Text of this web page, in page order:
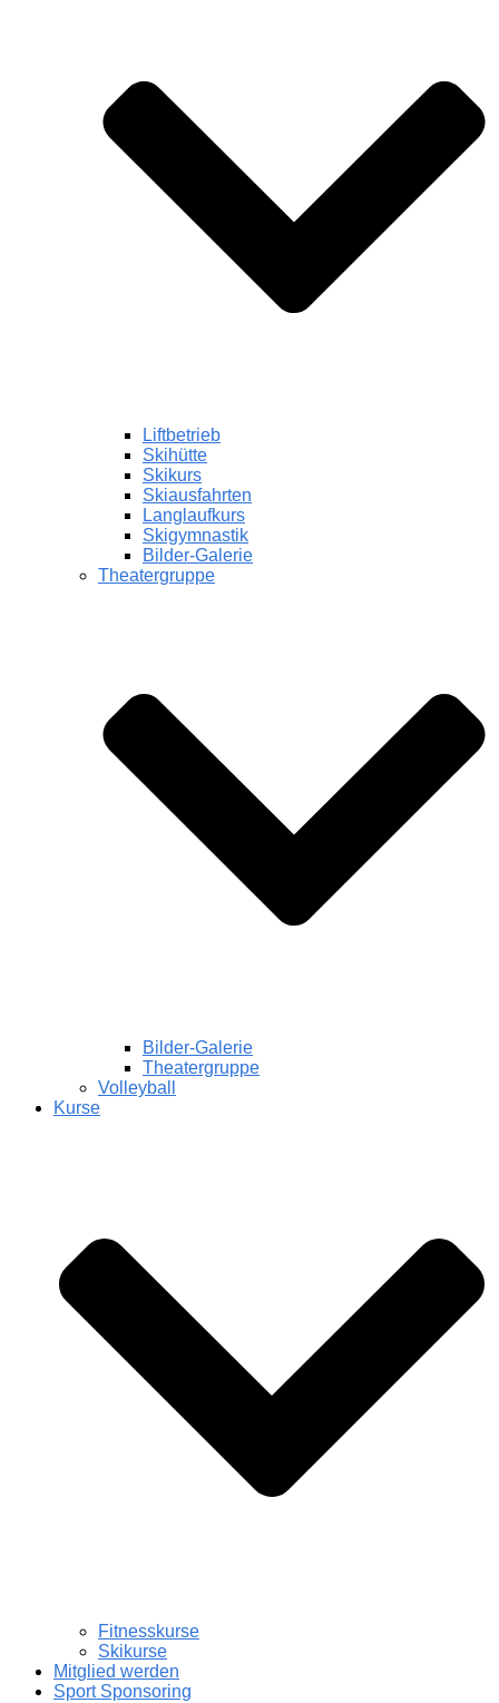
Liftbetrieb
Skihütte
Skikurs
Skiausfahrten
Langlaufkurs
Skigymnastik
Bilder-Galerie
Theatergruppe
Bilder-Galerie
Theatergruppe
Volleyball
Kurse
Fitnesskurse
Skikurse
Mitglied werden
Sport Sponsoring